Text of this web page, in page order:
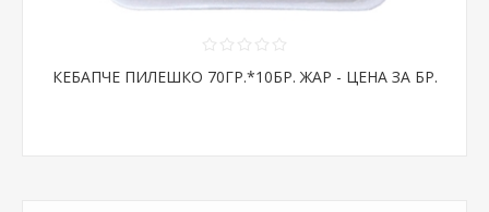
КЕБАПЧЕ ПИЛЕШКО 70ГР.*10БР. ЖАР - ЦЕНА ЗА БР.